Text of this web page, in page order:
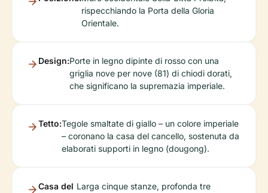
rispecchiando la Porta della Gloria
Orientale.
Design:Porte in legno dipinte di rosso con una
griglia nove per nove (81) di chiodi dorati,
che significano la supremazia imperiale.
Tetto:Tegole smaltate di giallo – un colore imperiale
– coronano la casa del cancello, sostenuta da
elaborati supporti in legno (dougong).
Casa del Larga cinque stanze, profonda tre